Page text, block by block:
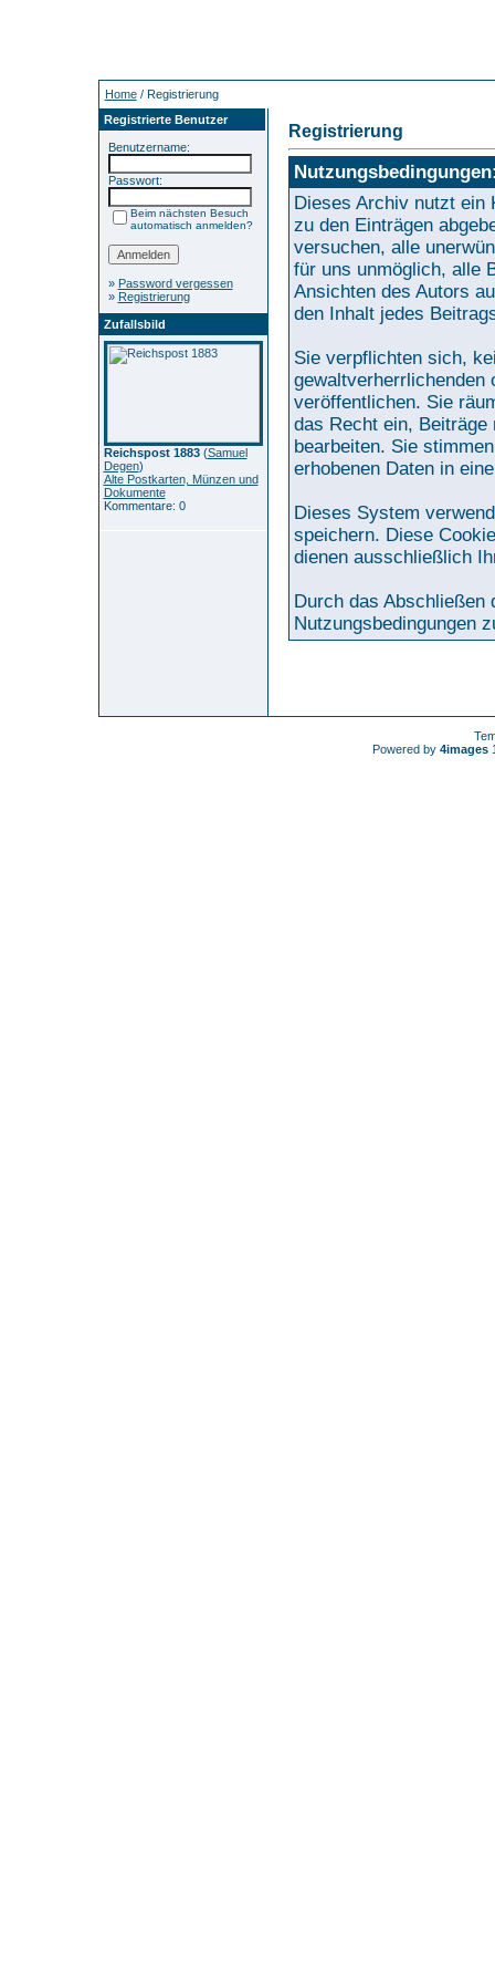
Home/ Registrierung
Registrierte Benutzer
Benutzername:
Passwort:
Beim nächsten Besuch
automatisch anmelden?
» Password vergessen
» Registrierung
Zufallsbild
Reichspost 1883(Samuel
Degen)
Alte Postkarten, Münzen und
Dokumente
Kommentare: 0
Registrierung
Dieses Archiv nutzt ein
zu den Einträgen
versuchen, alle
für uns unmöglich, alle
Ansichten des Autors
den Inhalt jedes
Sie verpflichten sich,
gewaltverherrlichenden
veröffentlichen. Sie
das Recht ein, Beiträge
bearbeiten. Sie
erhobenen Daten in
Dieses System
speichern. Diese
dienen ausschließlich
Durch das Abschließen
Nutzungsbedingungen
Powered by 4images